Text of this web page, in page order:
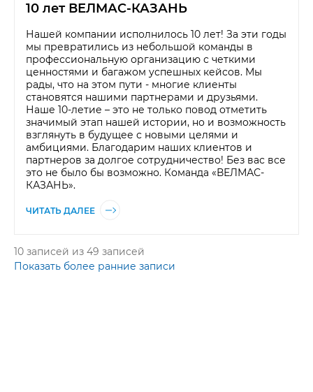
10 лет ВЕЛМАС-КАЗАНЬ
Нашей компании исполнилось 10 лет! За эти годы
мы превратились из небольшой команды в
профессиональную организацию с четкими
ценностями и багажом успешных кейсов. Мы
рады, что на этом пути - многие клиенты
становятся нашими партнерами и друзьями.
Наше 10-летие – это не только повод отметить
значимый этап нашей истории, но и возможность
взглянуть в будущее с новыми целями и
амбициями. Благодарим наших клиентов и
партнеров за долгое сотрудничество! Без вас все
это не было бы возможно. Команда «ВЕЛМАС-
КАЗАНЬ».
ЧИТАТЬ ДАЛЕЕ
10 записей из 49 записей
Показать более ранние записи